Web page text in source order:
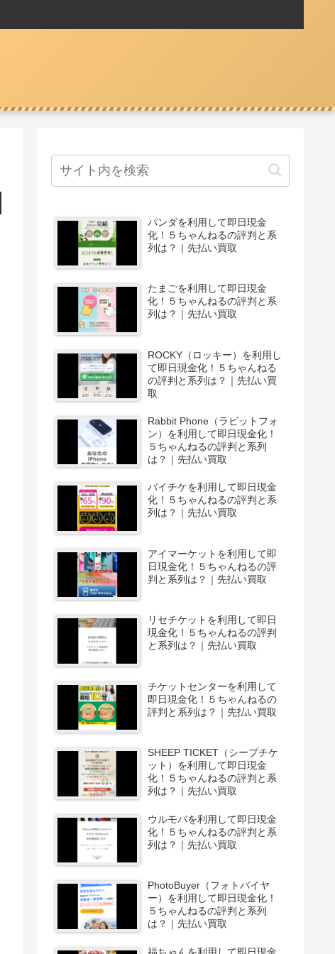
パンダを利用して即日現金
化！５ちゃんねるの評判と系
列は？｜先払い買取
たまごを利用して即日現金
化！５ちゃんねるの評判と系
列は？｜先払い買取
ROCKY（ロッキー）を利用し
て即日現金化！５ちゃんねる
の評判と系列は？｜先払い買
取
Rabbit Phone（ラビットフォ
ン）を利用して即日現金化！
５ちゃんねるの評判と系列
は？｜先払い買取
バイチケを利用して即日現金
化！５ちゃんねるの評判と系
列は？｜先払い買取
アイマーケットを利用して即
日現金化！５ちゃんねるの評
判と系列は？｜先払い買取
リセチケットを利用して即日
現金化！５ちゃんねるの評判
と系列は？｜先払い買取
チケットセンターを利用して
即日現金化！５ちゃんねるの
評判と系列は？｜先払い買取
SHEEP TICKET（シープチケ
ット）を利用して即日現金
化！５ちゃんねるの評判と系
列は？｜先払い買取
ウルモバを利用して即日現金
化！５ちゃんねるの評判と系
列は？｜先払い買取
PhotoBuyer（フォトバイヤ
ー）を利用して即日現金化！
５ちゃんねるの評判と系列
は？｜先払い買取
福ちゃんを利用して即日現金